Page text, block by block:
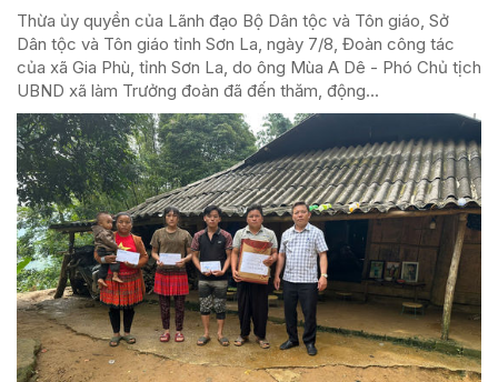
Thừa ủy quyền của Lãnh đạo Bộ Dân tộc và Tôn giáo, Sở
Dân tộc và Tôn giáo tỉnh Sơn La, ngày 7/8, Đoàn công tác
của xã Gia Phù, tỉnh Sơn La, do ông Mùa A Dê - Phó Chủ tịch
UBND xã làm Trưởng đoàn đã đến thăm, động...